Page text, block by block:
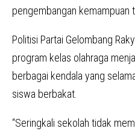
pengembangan kemampuan
Politisi Partai Gelombang
program kelas olahraga
berbagai kendala yang
siswa berbakat.
“Seringkali sekolah tidak